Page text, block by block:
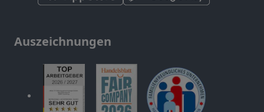
Auszeichnungen